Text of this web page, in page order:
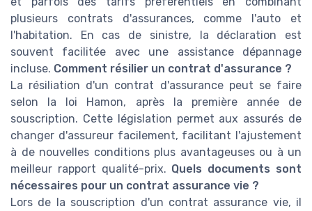
plusieurs contrats d'assurances, comme l'auto et
l'habitation. En cas de sinistre, la déclaration est
souvent facilitée avec une assistance dépannage
incluse. Comment résilier un contrat d'assurance ?
La résiliation d'un contrat d'assurance peut se faire
selon la loi Hamon, après la première année de
souscription. Cette législation permet aux assurés de
changer d'assureur facilement, facilitant l'ajustement
à de nouvelles conditions plus avantageuses ou à un
meilleur rapport qualité-prix. Quels documents sont
nécessaires pour un contrat assurance vie ?
Lors de la souscription d'un contrat assurance vie, il